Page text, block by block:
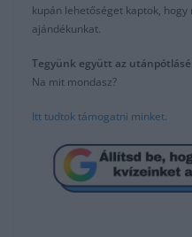
kupán lehetőséget kaptok,
ajándékunkat.
Tegyünk együtt az
Na mit mondasz?
Itt tudtok támogatni minket.